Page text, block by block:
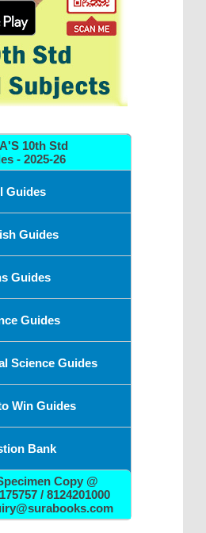
10th Std
- 2025-26
Guides
Guides
Guides
Guides
Science Guides
Win Guides
Bank
Copy @
/ 8124201000